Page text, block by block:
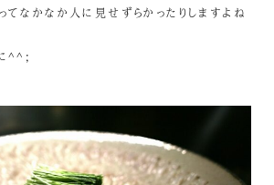
てなかなか人に見せずらかったりしますよね
^^;